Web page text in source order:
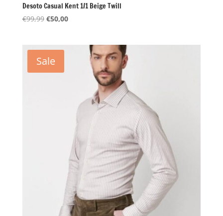
Desoto Casual Kent 1/1 Beige Twill
€99,99 Oorspronkelijke
€99,99.
€50,00Huidige
€50,00.
Sale